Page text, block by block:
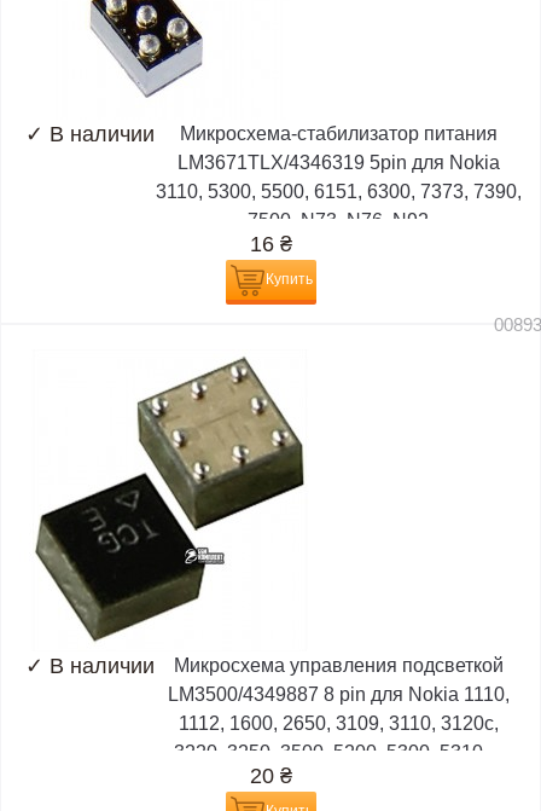
✓ В наличии
Микросхема-стабилизатор питания
LM3671TLX/4346319 5pin для Nokia
3110, 5300, 5500, 6151, 6300, 7373, 7390,
7500, N73, N76, N92
16 ₴
Купить
✓ В наличии
Микросхема управления подсветкой
LM3500/4349887 8 pin для Nokia 1110,
1112, 1600, 2650, 3109, 3110, 3120c,
3220, 3250, 3500, 5200, 5300, 5310,...
20 ₴